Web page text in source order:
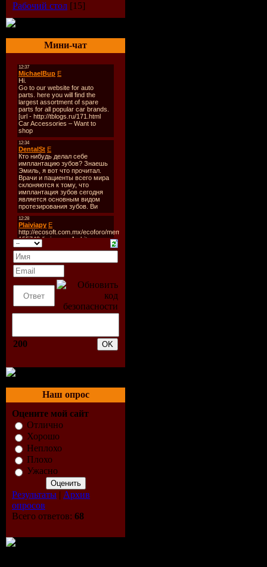
Рабочий стол [15]
Мини-чат
200
Наш опрос
Оцените мой сайт
Отлично
Хорошо
Неплохо
Плохо
Ужасно
Результаты | Архив
опросов
Всего ответов: 68